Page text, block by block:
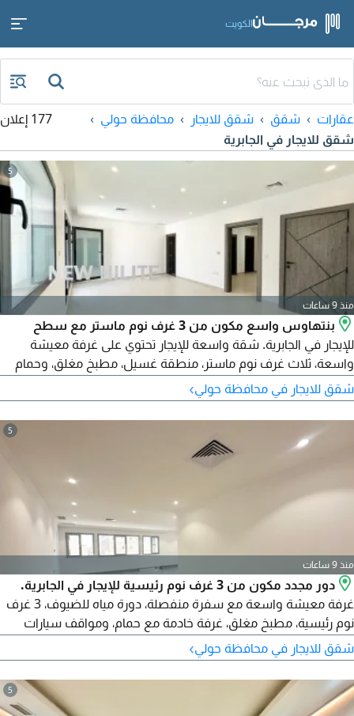
الكويت
عقارات شقق شقق للايجار
محافظة حولي
شقق للايجار في الجابرية
177 إعلان
5
منذ 9 ساعات
بنتهاوس واسع مكون من 3 غرف نوم ماستر مع سطح
للإيجار في الجابرية. شقة واسعة للإيجار تحتوي على غرفة معيشة
واسعة، ثلاث غرف نوم ماستر، منطقة غسيل، مطبخ مغلق، وحمام
دينار كويتي شهريا. رقم الترخيص 2007 / 1022 تاريخ اصدار الترخيص
30032022 الرقم المركزي 101220108657 رقم السجل التجاري
119416 الكيان القانوني شركة ذات مسؤولية محدودة
شقق للايجار في محافظة حولي›
5
منذ 9 ساعات
دور مجدد مكون من 3 غرف نوم رئيسية للإيجار في الجابرية.
غرفة معيشة واسعة مع سفرة منفصلة، دورة مياه للضيوف، 3 غرف
نوم رئيسية، مطبخ مغلق، غرفة خادمة مع حمام، ومواقف سيارات
تاريخ اصدار الترخيص 30032022 الرقم المركزي 101220108657 رقم
السجل التجاري 119416 الكيان القانوني شركة ذات مسؤولية محدودة
رأس المال 250000 دينار كويتي
شقق للايجار في محافظة حولي›
5